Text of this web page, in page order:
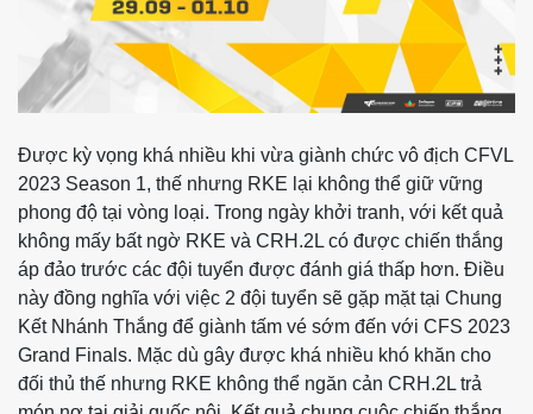
Được kỳ vọng khá nhiều khi vừa giành chức vô địch CFVL
2023 Season 1, thế nhưng RKE lại không thể giữ vững
phong độ tại vòng loại. Trong ngày khởi tranh, với kết quả
không mấy bất ngờ RKE và CRH.2L có được chiến thắng
áp đảo trước các đội tuyển được đánh giá thấp hơn. Điều
này đồng nghĩa với việc 2 đội tuyển sẽ gặp mặt tại Chung
Kết Nhánh Thắng để giành tấm vé sớm đến với CFS 2023
Grand Finals. Mặc dù gây được khá nhiều khó khăn cho
đối thủ thế nhưng RKE không thể ngăn cản CRH.2L trả